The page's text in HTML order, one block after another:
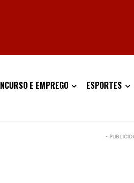
E EMPREGO ESPORTES
-